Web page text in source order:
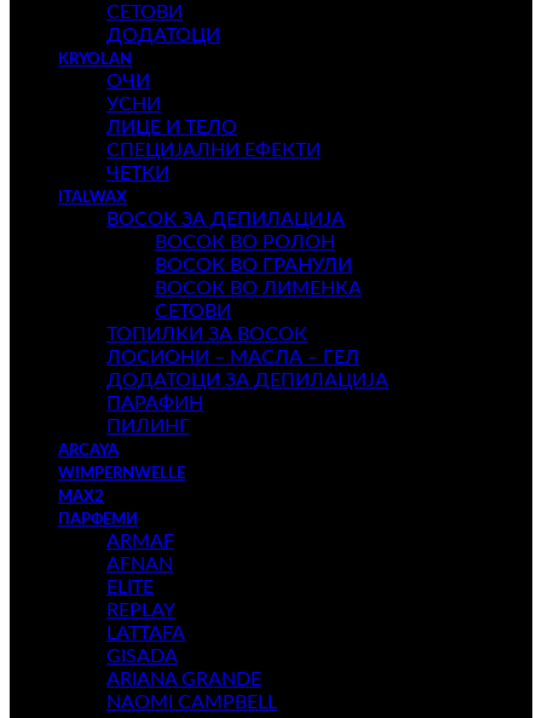
СЕТОВИ
ДОДАТОЦИ
KRYOLAN
ОЧИ
УСНИ
ЛИЦЕ И ТЕЛО
СПЕЦИЈАЛНИ ЕФЕКТИ
ЧЕТКИ
ITALWAX
ВОСОК ЗА ДЕПИЛАЦИЈА
ВОСОК ВО РОЛОН
ВОСОК ВО ГРАНУЛИ
ВОСОК ВО ЛИМЕНКА
СЕТОВИ
ТОПИЛКИ ЗА ВОСОК
ЛОСИОНИ – МАСЛА – ГЕЛ
ДОДАТОЦИ ЗА ДЕПИЛАЦИЈА
ПАРАФИН
ПИЛИНГ
ARCAYA
WIMPERNWELLE
MAX2
ПАРФЕМИ
ARMAF
AFNAN
ELITE
REPLAY
LATTAFA
GISADA
ARIANA GRANDE
NAOMI CAMPBELL